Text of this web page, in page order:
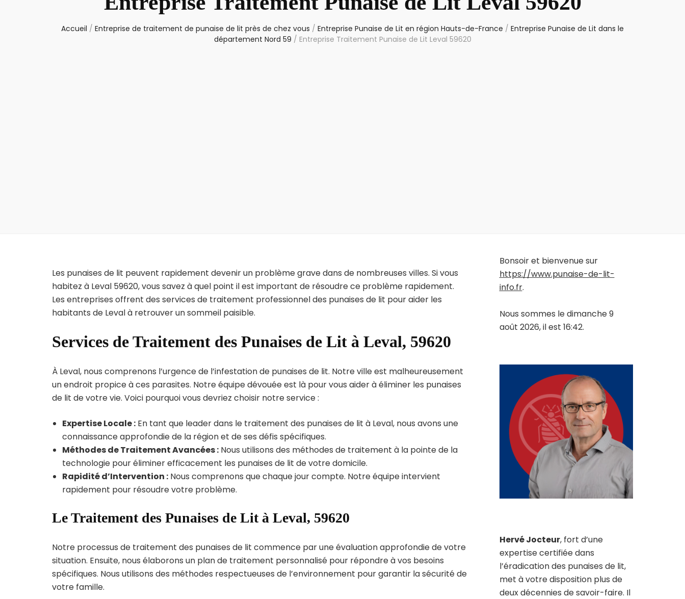
Accueil / Entreprise de traitement de punaise de lit près de chez vous / Entreprise Punaise de Lit en région Hauts-de-France / Entreprise Punaise de Lit dans le
département Nord 59 / Entreprise Traitement Punaise de Lit Leval 59620
Les punaises de lit peuvent rapidement devenir un problème grave dans de nombreuses villes. Si vous
habitez à Leval 59620, vous savez à quel point il est important de résoudre ce problème rapidement.
Les entreprises offrent des services de traitement professionnel des punaises de lit pour aider les
habitants de Leval à retrouver un sommeil paisible.
Services de Traitement des Punaises de Lit à Leval, 59620
À Leval, nous comprenons l’urgence de l’infestation de punaises de lit. Notre ville est malheureusement
un endroit propice à ces parasites. Notre équipe dévouée est là pour vous aider à éliminer les punaises
de lit de votre vie. Voici pourquoi vous devriez choisir notre service :
Expertise Locale : En tant que leader dans le traitement des punaises de lit à Leval, nous avons une
connaissance approfondie de la région et de ses défis spécifiques.
Méthodes de Traitement Avancées : Nous utilisons des méthodes de traitement à la pointe de la
technologie pour éliminer efficacement les punaises de lit de votre domicile.
Rapidité d’Intervention : Nous comprenons que chaque jour compte. Notre équipe intervient
rapidement pour résoudre votre problème.
Le Traitement des Punaises de Lit à Leval, 59620
Notre processus de traitement des punaises de lit commence par une évaluation approfondie de votre
situation. Ensuite, nous élaborons un plan de traitement personnalisé pour répondre à vos besoins
spécifiques. Nous utilisons des méthodes respectueuses de l’environnement pour garantir la sécurité de
votre famille.
Bonsoir et bienvenue sur
https://www.punaise-de-lit-
info.fr.
Nous sommes le dimanche 9
août 2026, il est 16:42.
Hervé Jocteur, fort d’une
expertise certifiée dans
l’éradication des punaises de lit,
met à votre disposition plus de
deux décennies de savoir-faire. Il